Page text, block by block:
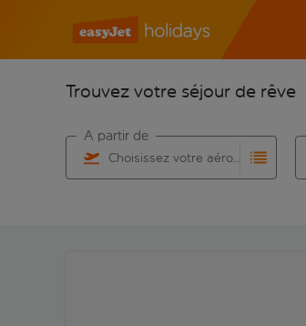
Trouvez votre séjour de rêve
Choisissez votre aéroport
À partir de